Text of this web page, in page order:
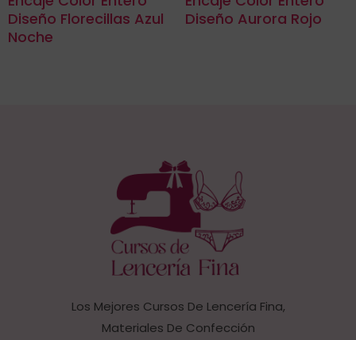
Diseño Florecillas Azul
Noche
Diseño Aurora Rojo
Los Mejores Cursos De Lencería Fina,
Materiales De Confección